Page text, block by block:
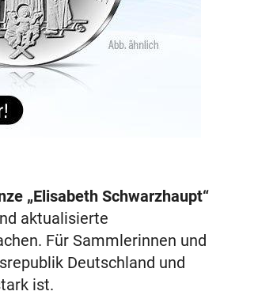
„Elisabeth Schwarzhaupt“
aktualisierte
Für Sammlerinnen und
Deutschland und
ist.